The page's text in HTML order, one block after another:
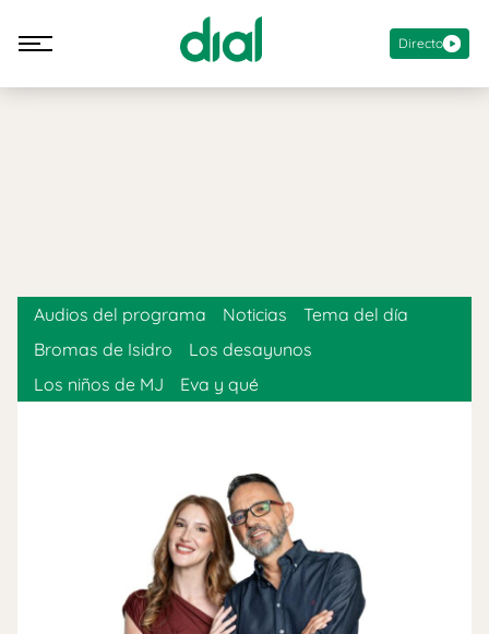
Directo
Audios del programa Noticias
Tema del día
Bromas de Isidro
Los desayunos
Los niños de MJ
Eva y qué